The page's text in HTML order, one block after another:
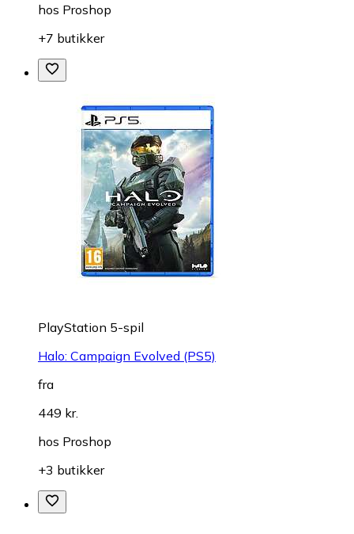
hos Proshop
+7 butikker
PlayStation 5-spil
Halo: Campaign Evolved (PS5)
fra
449 kr.
hos Proshop
+3 butikker